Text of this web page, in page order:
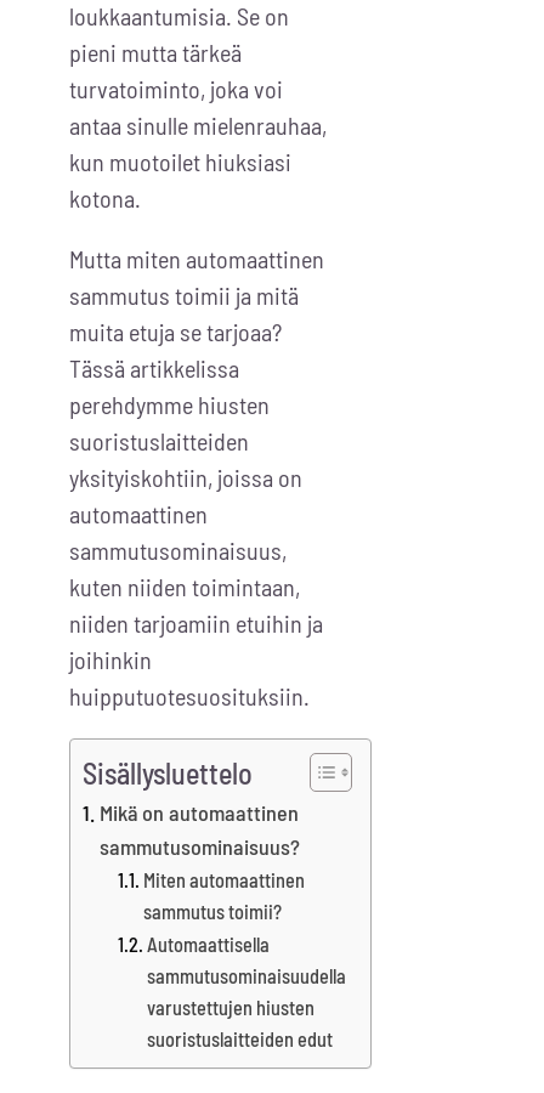
loukkaantumisia. Se on
pieni mutta tärkeä
turvatoiminto, joka voi
antaa sinulle mielenrauhaa,
kun muotoilet hiuksiasi
kotona.
Mutta miten automaattinen
sammutus toimii ja mitä
muita etuja se tarjoaa?
Tässä artikkelissa
perehdymme hiusten
suoristuslaitteiden
yksityiskohtiin, joissa on
automaattinen
sammutusominaisuus,
kuten niiden toimintaan,
niiden tarjoamiin etuihin ja
joihinkin
huipputuotesuosituksiin.
Sisällysluettelo
Mikä on automaattinen
sammutusominaisuus?
Miten automaattinen
sammutus toimii?
Automaattisella
sammutusominaisuudella
varustettujen hiusten
suoristuslaitteiden edut